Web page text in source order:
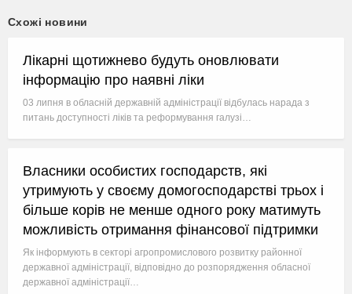
Схожі новини
Лікарні щотижнево будуть оновлювати
інформацію про наявні ліки
03 липня в обласній державній адміністрації відбулась нарада з
питань доступності ліків та реформування галузі…
Власники особистих господарств, які
утримують у своєму домогосподарстві трьох і
більше корів не менше одного року матимуть
можливість отримання фінансової підтримки
Як інформують в секторі агропромислового розвитку районної
державної адміністрації, відповідно до розпорядження обласної
державної адміністрації…